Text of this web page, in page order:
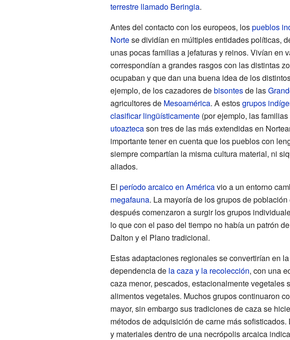
terrestre llamado Beringia.
Antes del contacto con los europeos, lospueblos
Nortese dividían en múltiples entidades políticas,
unas pocas familias a jefaturas y reinos. Vivían en
correspondían a grandes rasgos con las distintas
ocupaban y que dan una buena idea de los
ejemplo, de los cazadores debisontesde las
agricultores de Mesoamérica. A estosgrupos
clasificar lingüísticamente(por ejemplo, las familias
utoaztecason tres de las más extendidas en
importante tener en cuenta que los pueblos con
siempre compartían la misma cultura material, ni
aliados.
El período arcaico en Américavio a un entorno
megafauna. La mayoría de los grupos de
después comenzaron a surgir los grupos
lo que con el paso del tiempo no había un patrón
Dalton y el Plano tradicional.
Estas adaptaciones regionales se convertirían en
dependencia de la caza y la recolección, con una
caza menor, pescados, estacionalmente vegetales
alimentos vegetales. Muchos grupos continuaron
mayor, sin embargo sus tradiciones de caza se
métodos de adquisición de carne más
y materiales dentro de una necrópolis arcaica